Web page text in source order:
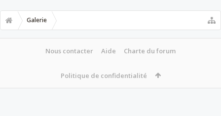
Galerie
Nous contacter Aide Charte du forum
Politique de confidentialité